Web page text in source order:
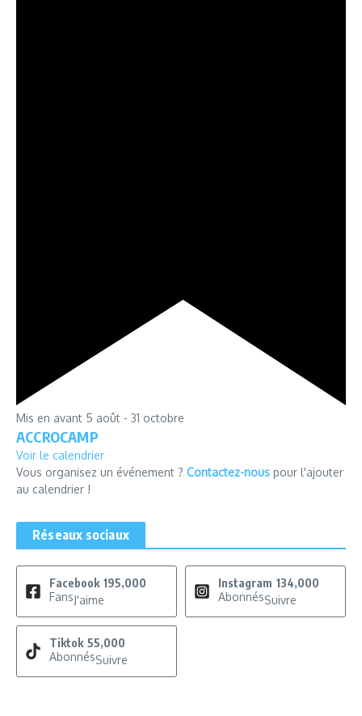
Mis en avant 5 août - 31 octobre
ACCROCAMP
Voir le calendrier
Vous organisez un événement ? Contactez-nous pour l'ajouter
au calendrier !
Réseaux sociaux
Facebook 195,000
FansJ'aime
Instagram 134,000
AbonnésSuivre
Tiktok 55,000
AbonnésSuivre